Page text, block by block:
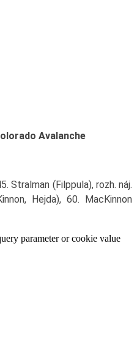
Avalanche
Stralman (Filppula), rozh. náj.
Hejda), 60. MacKinnon